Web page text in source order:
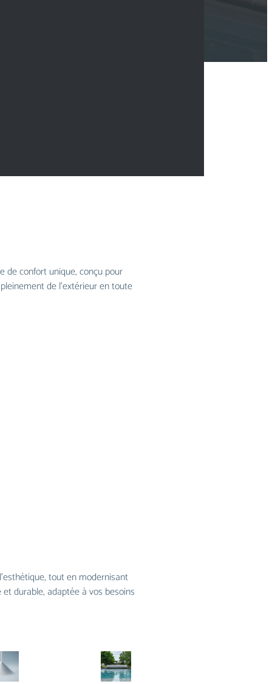
de confort unique, conçu pour
de l’extérieur en toute
tout en modernisant
durable, adaptée à vos besoins